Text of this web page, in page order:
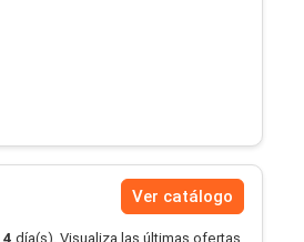
Ver catálogo
4 día(s). Visualiza las últimas ofertas